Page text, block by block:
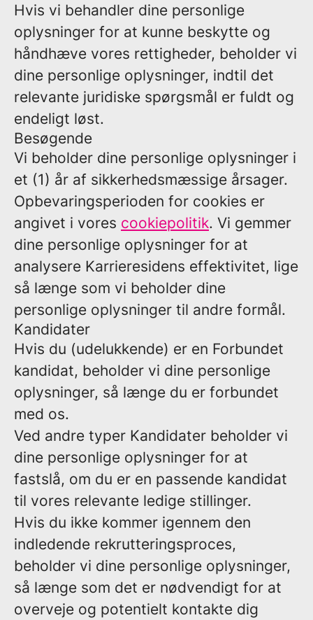
Hvis vi behandler dine personlige
oplysninger for at kunne beskytte og
håndhæve vores rettigheder, beholder vi
dine personlige oplysninger, indtil det
relevante juridiske spørgsmål er fuldt og
endeligt løst.
Besøgende
Vi beholder dine personlige oplysninger i
et (1) år af sikkerhedsmæssige årsager.
Opbevaringsperioden for cookies er
angivet i vores cookiepolitik. Vi gemmer
dine personlige oplysninger for at
analysere Karrieresidens effektivitet, lige
så længe som vi beholder dine
personlige oplysninger til andre formål.
Kandidater
Hvis du (udelukkende) er en Forbundet
kandidat, beholder vi dine personlige
oplysninger, så længe du er forbundet
med os.
Ved andre typer Kandidater beholder vi
dine personlige oplysninger for at
fastslå, om du er en passende kandidat
til vores relevante ledige stillinger.
Hvis du ikke kommer igennem den
indledende rekrutteringsproces,
beholder vi dine personlige oplysninger,
så længe som det er nødvendigt for at
overveje og potentielt kontakte dig